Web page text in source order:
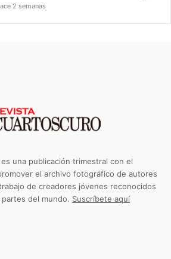
2 semanas
una publicación trimestral con el
el archivo fotográfico de autores
de creadores jóvenes reconocidos
del mundo. Suscríbete aquí